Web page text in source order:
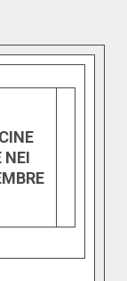
NEI